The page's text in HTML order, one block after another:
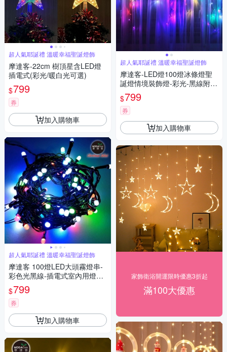
超人氣耶誕禮 溫暖幸福聖誕燈飾
摩達客-22cm 樹頂星含LED燈
插電式(彩光/暖白光可選)
$799
券
加入購物車
超人氣耶誕禮 溫暖幸福聖誕燈飾
摩達客 100燈LED大頭霧燈串-
彩色光黑線-插電式室內用燈串
(附IC控制器)
$799
券
加入購物車
超人氣耶誕禮 溫暖幸福聖誕燈飾
摩達客-LED燈100燈冰條燈聖
誕燈情境裝飾燈-彩光-黑線附贈
IC控制器
$799
券
加入購物車
家飾衛浴開運限時優惠3折起
滿100大優惠